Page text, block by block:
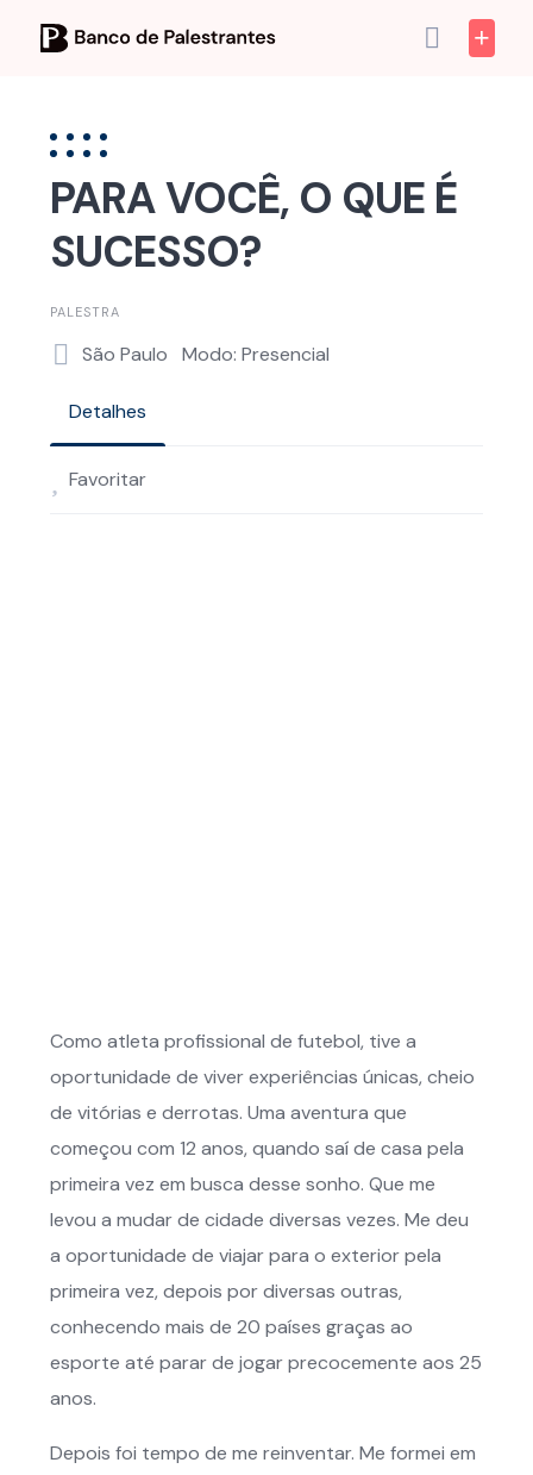
PARA VOCÊ, O QUE É
SUCESSO?
PALESTRA
São Paulo Modo: Presencial
Detalhes
Favoritar
Como atleta profissional de futebol, tive a
oportunidade de viver experiências únicas, cheio
de vitórias e derrotas. Uma aventura que
começou com 12 anos, quando saí de casa pela
primeira vez em busca desse sonho. Que me
levou a mudar de cidade diversas vezes. Me deu
a oportunidade de viajar para o exterior pela
primeira vez, depois por diversas outras,
conhecendo mais de 20 países graças ao
esporte até parar de jogar precocemente aos 25
anos.
Depois foi tempo de me reinventar. Me formei em